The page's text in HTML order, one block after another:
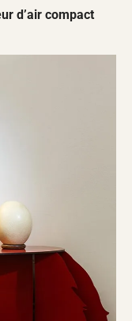
d’air compact